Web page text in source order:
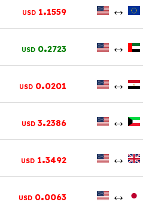
↔
1.1559
USD
↔
0.2723
USD
↔
0.0201
USD
↔
3.2386
USD
↔
1.3492
USD
↔
0.0063
USD